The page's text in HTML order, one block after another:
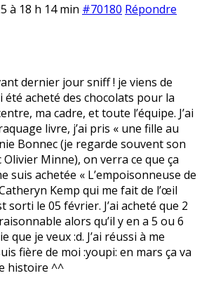
à 18 h 14 min #70180 Répondre
dernier jour sniff ! je viens de
été acheté des chocolats pour la
ma cadre, et toute l’équipe. J’ai
livre, j’ai pris « une fille au
Bonnec (je regarde souvent son
Olivier Minne), on verra ce que ça
suis achetée « L’empoisonneuse de
Kemp qui me fait de l’œil
sorti le 05 février. J’ai acheté que 2
alors qu’il y en a 5 ou 6
que je veux :d. J’ai réussi à me
fière de moi :youpi: en mars ça va
histoire ^^